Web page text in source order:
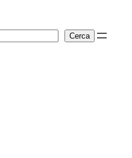
Cerca